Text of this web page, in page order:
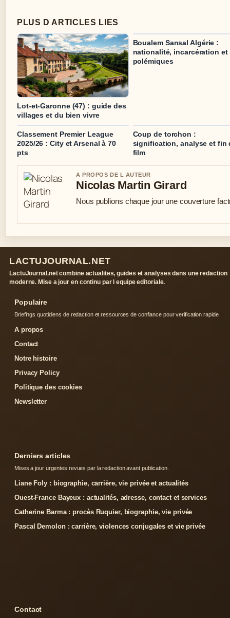
PLUS D ARTICLES LIES
Lot-et-Garonne (47) : guide des
villages et du bien vivre
Boualem Sansal Algérie :
nationalité, incarcération et
polémiques
Classement Premier League
2025/26 : City et Arsenal à 70
pts
Coup de torchon :
signification, analyse et fin
film
A PROPOS DE L AUTEUR
Nicolas Martin Girard
Nous publions chaque jour une couverture
LACTUJOURNAL.NET
LactuJournal.net combine actualites, guides et analyses dans une redaction
moderne. Mise a jour en continu par l equipe editoriale.
Populaire
Briefings quotidiens de redaction et ressources de confiance pour verification rapide.
A propos
Contact
Notre histoire
Privacy Policy
Politique des cookies
Newsletter
Derniers articles
Mises a jour urgentes revues par la redaction avant publication.
Liane Foly : biographie, carrière, vie privée et actualités
Ouest-France Bayeux : actualités, adresse, contact et services
Catherine Barma : procès Ruquier, biographie, vie privée
Pascal Demolon : carrière, violences conjugales et vie privée
Contact